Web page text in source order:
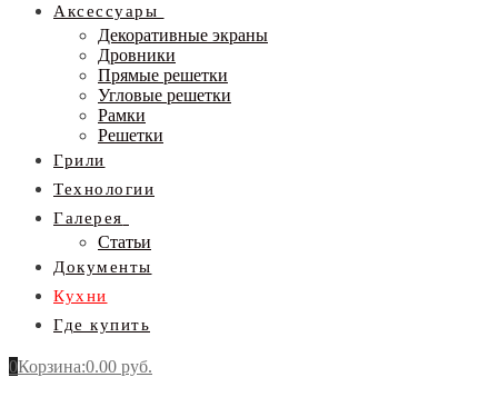
Аксессуары
Декоративные экраны
Дровники
Прямые решетки
Угловые решетки
Рамки
Решетки
Грили
Технологии
Галерея
Статьи
Документы
Кухни
Где купить
0Корзина:0.00 руб.